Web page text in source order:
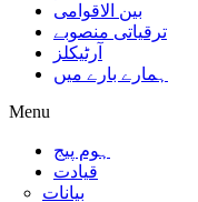
بین الاقوامی
ترقیاتی منصوبے
آرٹیکلز
ہمارے بارے میں
Menu
ہوم پیج
قیادت
بیانات